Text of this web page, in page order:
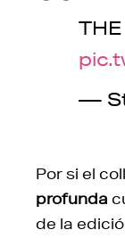
—
Por si el
profunda
de la